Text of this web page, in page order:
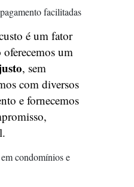
facilitadas
é um fator
um
, sem
com diversos
e fornecemos
condomínios e